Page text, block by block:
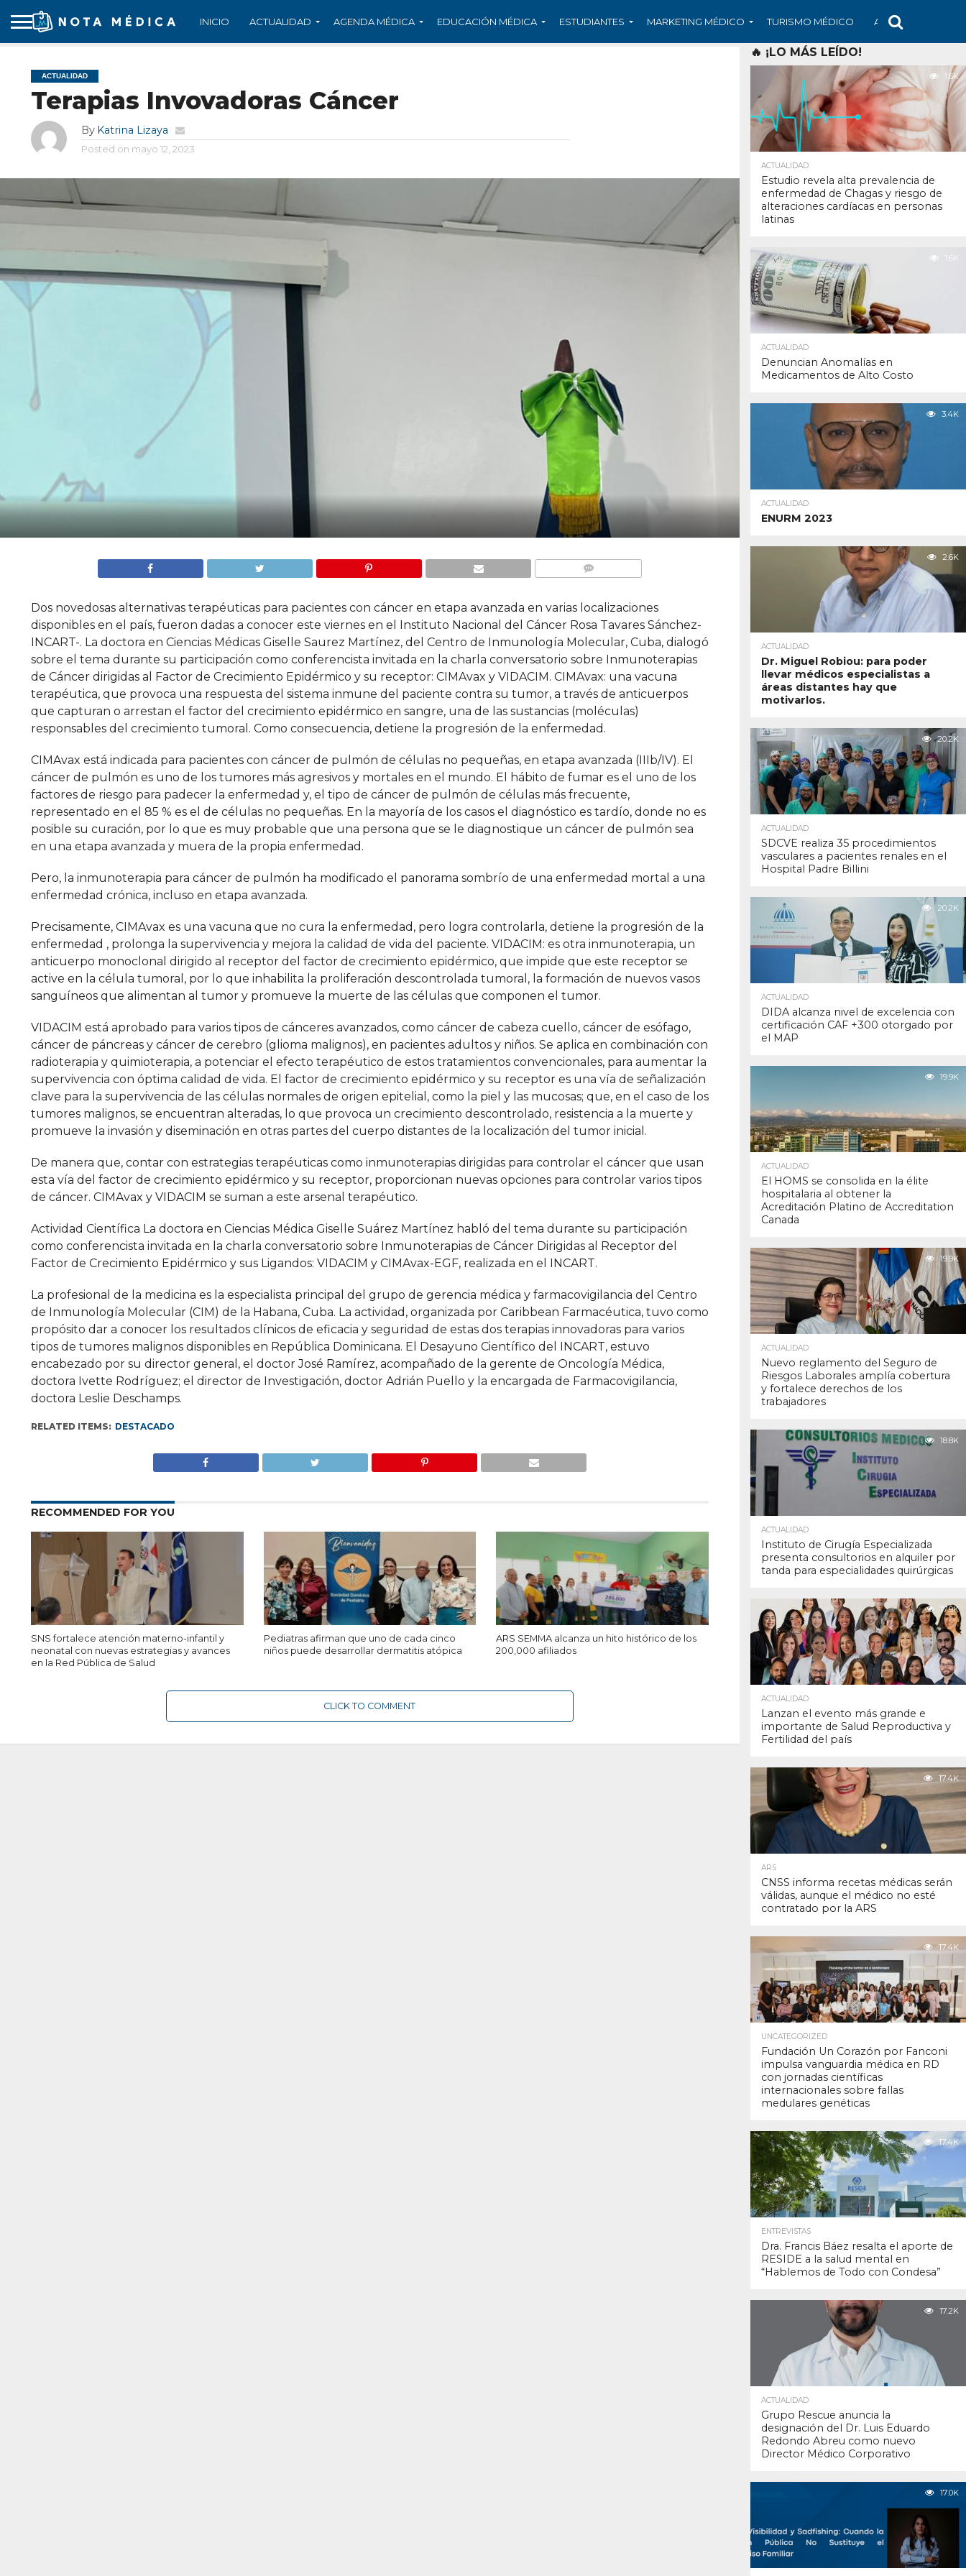
INICIO ACTUALIDAD AGENDA MÉDICA EDUCACIÓN MÉDICA ESTUDIANTES MARKETING MÉDICO TURISMO MÉDICO ARS
ACTUALIDAD
Terapias Invovadoras Cáncer
By Katrina Lizaya
Posted on mayo 12, 2023
Dos novedosas alternativas terapéuticas para pacientes con cáncer en etapa avanzada en varias localizaciones
disponibles en el país, fueron dadas a conocer este viernes en el Instituto Nacional del Cáncer Rosa Tavares Sánchez-
INCART-. La doctora en Ciencias Médicas Giselle Saurez Martínez, del Centro de Inmunología Molecular, Cuba, dialogó
sobre el tema durante su participación como conferencista invitada en la charla conversatorio sobre Inmunoterapias
de Cáncer dirigidas al Factor de Crecimiento Epidérmico y su receptor: CIMAvax y VIDACIM. CIMAvax: una vacuna
terapéutica, que provoca una respuesta del sistema inmune del paciente contra su tumor, a través de anticuerpos
que capturan o arrestan el factor del crecimiento epidérmico en sangre, una de las sustancias (moléculas)
responsables del crecimiento tumoral. Como consecuencia, detiene la progresión de la enfermedad.
CIMAvax está indicada para pacientes con cáncer de pulmón de células no pequeñas, en etapa avanzada (IIIb/IV). El
cáncer de pulmón es uno de los tumores más agresivos y mortales en el mundo. El hábito de fumar es el uno de los
factores de riesgo para padecer la enfermedad y, el tipo de cáncer de pulmón de células más frecuente,
representado en el 85 % es el de células no pequeñas. En la mayoría de los casos el diagnóstico es tardío, donde no es
posible su curación, por lo que es muy probable que una persona que se le diagnostique un cáncer de pulmón sea
en una etapa avanzada y muera de la propia enfermedad.
Pero, la inmunoterapia para cáncer de pulmón ha modificado el panorama sombrío de una enfermedad mortal a una
enfermedad crónica, incluso en etapa avanzada.
Precisamente, CIMAvax es una vacuna que no cura la enfermedad, pero logra controlarla, detiene la progresión de la
enfermedad , prolonga la supervivencia y mejora la calidad de vida del paciente. VIDACIM: es otra inmunoterapia, un
anticuerpo monoclonal dirigido al receptor del factor de crecimiento epidérmico, que impide que este receptor se
active en la célula tumoral, por lo que inhabilita la proliferación descontrolada tumoral, la formación de nuevos vasos
sanguíneos que alimentan al tumor y promueve la muerte de las células que componen el tumor.
VIDACIM está aprobado para varios tipos de cánceres avanzados, como cáncer de cabeza cuello, cáncer de esófago,
cáncer de páncreas y cáncer de cerebro (glioma malignos), en pacientes adultos y niños. Se aplica en combinación con
radioterapia y quimioterapia, a potenciar el efecto terapéutico de estos tratamientos convencionales, para aumentar la
supervivencia con óptima calidad de vida. El factor de crecimiento epidérmico y su receptor es una vía de señalización
clave para la supervivencia de las células normales de origen epitelial, como la piel y las mucosas; que, en el caso de los
tumores malignos, se encuentran alteradas, lo que provoca un crecimiento descontrolado, resistencia a la muerte y
promueve la invasión y diseminación en otras partes del cuerpo distantes de la localización del tumor inicial.
De manera que, contar con estrategias terapéuticas como inmunoterapias dirigidas para controlar el cáncer que usan
esta vía del factor de crecimiento epidérmico y su receptor, proporcionan nuevas opciones para controlar varios tipos
de cáncer. CIMAvax y VIDACIM se suman a este arsenal terapéutico.
Actividad Científica La doctora en Ciencias Médica Giselle Suárez Martínez habló del tema durante su participación
como conferencista invitada en la charla conversatorio sobre Inmunoterapias de Cáncer Dirigidas al Receptor del
Factor de Crecimiento Epidérmico y sus Ligandos: VIDACIM y CIMAvax-EGF, realizada en el INCART.
La profesional de la medicina es la especialista principal del grupo de gerencia médica y farmacovigilancia del Centro
de Inmunología Molecular (CIM) de la Habana, Cuba. La actividad, organizada por Caribbean Farmacéutica, tuvo como
propósito dar a conocer los resultados clínicos de eficacia y seguridad de estas dos terapias innovadoras para varios
tipos de tumores malignos disponibles en República Dominicana. El Desayuno Científico del INCART, estuvo
encabezado por su director general, el doctor José Ramírez, acompañado de la gerente de Oncología Médica,
doctora Ivette Rodríguez; el director de Investigación, doctor Adrián Puello y la encargada de Farmacovigilancia,
doctora Leslie Deschamps.
RELATED ITEMS: DESTACADO
RECOMMENDED FOR YOU
SNS fortalece atención materno-infantil y
neonatal con nuevas estrategias y avances
en la Red Pública de Salud
Pediatras afirman que uno de cada cinco
niños puede desarrollar dermatitis atópica
ARS SEMMA alcanza un hito histórico de los
200,000 afiliados
CLICK TO COMMENT
🔥 ¡LO MÁS LEÍDO!
1.6K
ACTUALIDAD
Estudio revela alta prevalencia de
enfermedad de Chagas y riesgo de
alteraciones cardíacas en personas
latinas
1.6K
ACTUALIDAD
Denuncian Anomalías en
Medicamentos de Alto Costo
3.4K
ACTUALIDAD
ENURM 2023
2.6K
ACTUALIDAD
Dr. Miguel Robiou: para poder
llevar médicos especialistas a
áreas distantes hay que
motivarlos.
20.2K
ACTUALIDAD
SDCVE realiza 35 procedimientos
vasculares a pacientes renales en el
Hospital Padre Billini
20.2K
ACTUALIDAD
DIDA alcanza nivel de excelencia con
certificación CAF +300 otorgado por
el MAP
19.9K
ACTUALIDAD
El HOMS se consolida en la élite
hospitalaria al obtener la
Acreditación Platino de Accreditation
Canada
19.9K
ACTUALIDAD
Nuevo reglamento del Seguro de
Riesgos Laborales amplía cobertura
y fortalece derechos de los
trabajadores
18.8K
ACTUALIDAD
Instituto de Cirugía Especializada
presenta consultorios en alquiler por
tanda para especialidades quirúrgicas
17.9K
ACTUALIDAD
Lanzan el evento más grande e
importante de Salud Reproductiva y
Fertilidad del país
17.4K
ARS
CNSS informa recetas médicas serán
válidas, aunque el médico no esté
contratado por la ARS
17.4K
UNCATEGORIZED
Fundación Un Corazón por Fanconi
impulsa vanguardia médica en RD
con jornadas científicas
internacionales sobre fallas
medulares genéticas
17.4K
ENTREVISTAS
Dra. Francis Báez resalta el aporte de
RESIDE a la salud mental en
“Hablemos de Todo con Condesa”
17.2K
ACTUALIDAD
Grupo Rescue anuncia la
designación del Dr. Luis Eduardo
Redondo Abreu como nuevo
Director Médico Corporativo
17.0K